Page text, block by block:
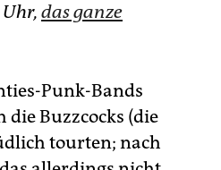
Uhr, das ganze
Punk-Bands
Buzzcocks (die
tourten; nach